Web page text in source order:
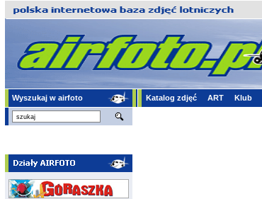
Wyszukaj w airfoto Katalog zdjęć ART Klub